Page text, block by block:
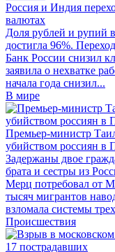
Россия и Индия
валютах
Доля рублей и рупий
достигла 96%.
Банк России снизил
заявила о нехватке
начала года снизил...
В мире
Премьер-министр
убийством россиян в
Задержаны двое
брата и сестры из
Мерц потребовал от
тысяч мигрантов
взломала системы
Происшествия